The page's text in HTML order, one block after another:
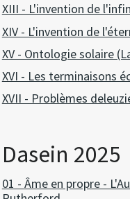
XIII - L'invention de
XIV - L'invention de
XV - Ontologie solaire
XVI - Les terminaisons
XVII - Problèmes
Dasein 2025
01 - Âme en propre -